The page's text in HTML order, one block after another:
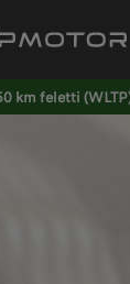
km feletti